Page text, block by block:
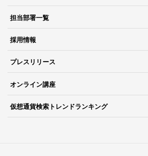
担当部署一覧
採用情報
プレスリリース
オンライン講座
仮想通貨検索トレンドランキング